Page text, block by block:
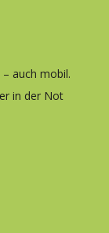
auch mobil.
in der Not